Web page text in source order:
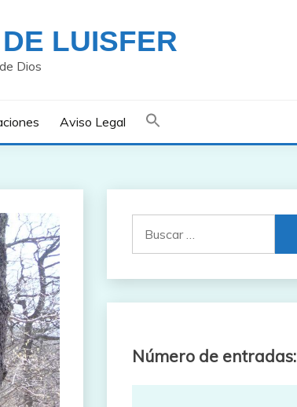
LUISFER
Dios
Aviso Legal
Número de entradas: